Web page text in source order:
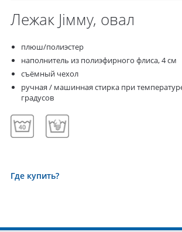
Лежак Jiммy, овал
плюш/полиэстер
наполнитель из полиэфирного флиса, 4 см
съёмный чехол
ручная / машинная стирка при
градусов
Где купить?